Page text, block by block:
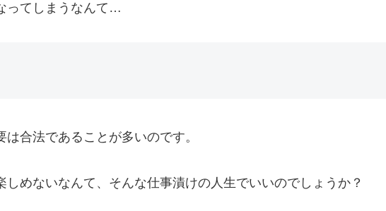
ってしまうなんて…
合法であることが多いのです。
しめないなんて、そんな仕事漬けの人生でいいのでしょうか？